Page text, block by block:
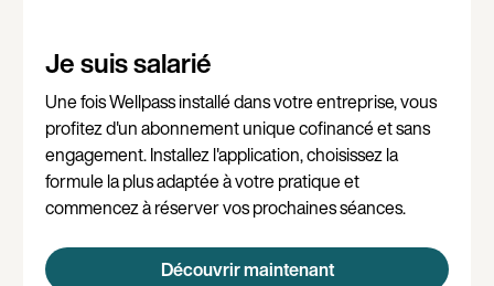
Je suis salarié
Une fois Wellpass installé dans votre entreprise, vous
profitez d'un abonnement unique cofinancé et sans
engagement. Installez l'application, choisissez la
formule la plus adaptée à votre pratique et
commencez à réserver vos prochaines séances.
Découvrir maintenant